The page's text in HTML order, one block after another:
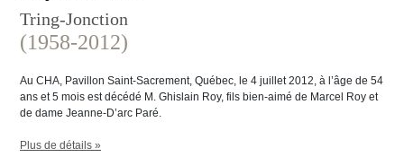
Tring-Jonction
(1958-2012)
Au CHA, Pavillon Saint-Sacrement, Québec, le 4 juillet 2012, à l’âge de 54
ans et 5 mois est décédé M. Ghislain Roy, fils bien-aimé de Marcel Roy et
de dame Jeanne-D’arc Paré.
Plus de détails »